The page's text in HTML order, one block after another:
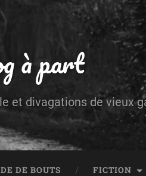
à part
et divagations de vieux
DE BOUTS FICTION